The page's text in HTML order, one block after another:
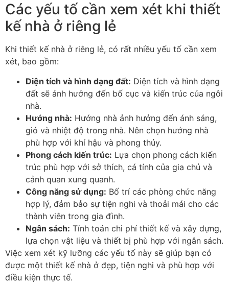
Các yếu tố cần xem xét khi thiết
kế nhà ở riêng lẻ
Khi thiết kế nhà ở riêng lẻ, có rất nhiều yếu tố cần xem
xét, bao gồm:
Diện tích và hình dạng đất: Diện tích và hình dạng
đất sẽ ảnh hưởng đến bố cục và kiến trúc của ngôi
nhà.
Hướng nhà: Hướng nhà ảnh hưởng đến ánh sáng,
gió và nhiệt độ trong nhà. Nên chọn hướng nhà
phù hợp với khí hậu và phong thủy.
Phong cách kiến trúc: Lựa chọn phong cách kiến
trúc phù hợp với sở thích, cá tính của gia chủ và
cảnh quan xung quanh.
Công năng sử dụng: Bố trí các phòng chức năng
hợp lý, đảm bảo sự tiện nghi và thoải mái cho các
thành viên trong gia đình.
Ngân sách: Tính toán chi phí thiết kế và xây dựng,
lựa chọn vật liệu và thiết bị phù hợp với ngân sách.
Việc xem xét kỹ lưỡng các yếu tố này sẽ giúp bạn có
được một thiết kế nhà ở đẹp, tiện nghi và phù hợp với
điều kiện thực tế.